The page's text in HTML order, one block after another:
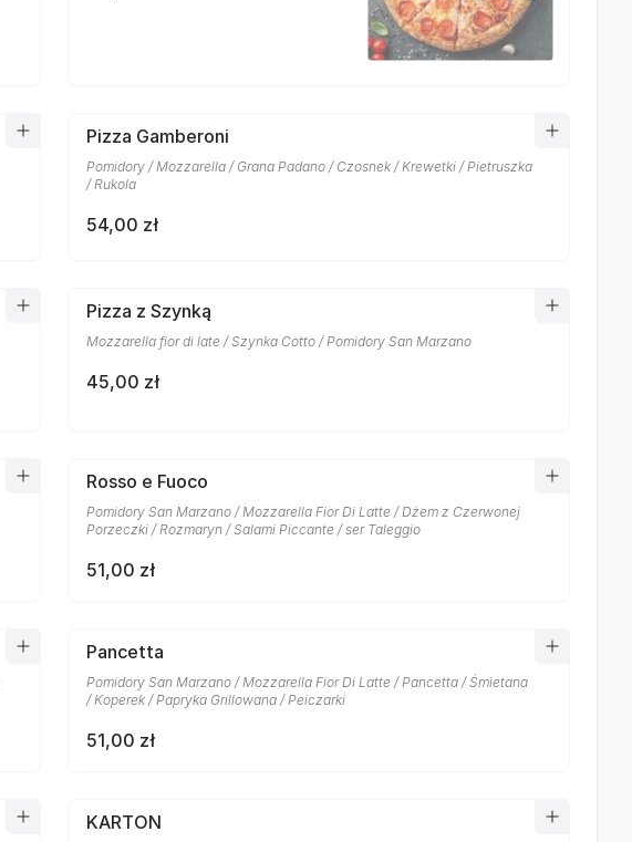
Pizza Gamberoni
Pomidory / Mozzarella / Grana Padano / Czosnek / Krewetki / Pietruszka
/ Rukola
54,00 zł
Pizza z Szynką
Mozzarella fior di late / Szynka Cotto / Pomidory San Marzano
45,00 zł
Rosso e Fuoco
Pomidory San Marzano / Mozzarella Fior Di Latte / Dżem z Czerwonej
Porzeczki / Rozmaryn / Salami Piccante / ser Taleggio
51,00 zł
Pancetta
Pomidory San Marzano / Mozzarella Fior Di Latte / Pancetta / Śmietana
/ Koperek / Papryka Grillowana / Peiczarki
51,00 zł
KARTON